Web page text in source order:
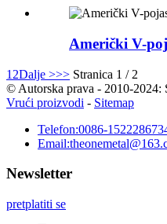
Američki V-
1 2Dalje >>> Stranica 1 / 2
© Autorska prava - 2010-2024:
Vrući proizvodi - Sitemap
Telefon:0086-
Email:
Newsletter
pretplatiti se